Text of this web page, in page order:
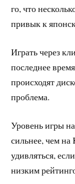
го, что
привык к
Играть через
последнее
происходят
проблема.
Уровень игры
сильнее, чем на
удивляться,
низким